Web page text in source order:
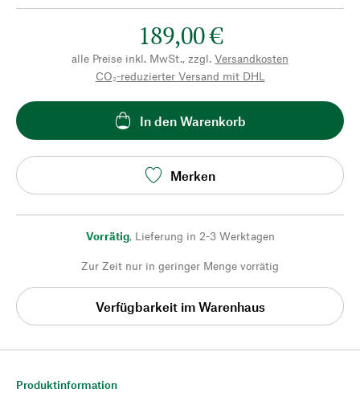
189,00 €
alle Preise inkl. MwSt., zzgl. Versandkosten
CO₂-reduzierter Versand mit DHL
In den Warenkorb
Merken
Vorrätig, Lieferung in 2-3 Werktagen
Zur Zeit nur in geringer Menge vorrätig
Verfügbarkeit im Warenhaus
Produktinformation